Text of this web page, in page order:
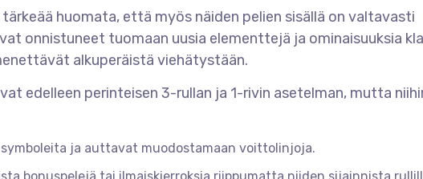
tärkeää huomata, että myös näiden pelien sisällä on valtavasti
onnistuneet tuomaan uusia elementtejä ja ominaisuuksia
alkuperäistä viehätystään.
edelleen perinteisen 3-rullan ja 1-rivin asetelman, mutta
ja auttavat muodostamaan voittolinjoja.